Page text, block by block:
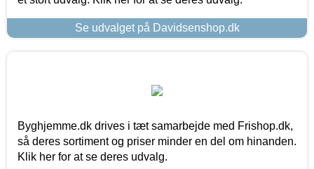
Se udvalget på Davidsenshop.dk
Byghjemme.dk drives i tæt samarbejde med Frishop.dk,
så deres sortiment og priser minder en del om hinanden.
Klik her for at se deres udvalg.